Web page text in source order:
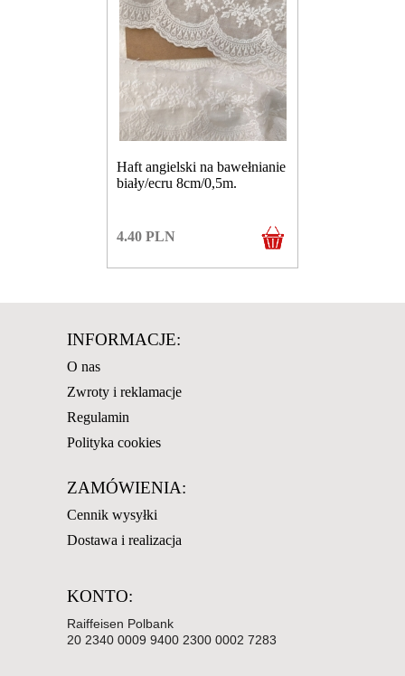
Haft angielski na bawełnianie
biały/ecru 8cm/0,5m.
4.40 PLN
INFORMACJE:
O nas
Zwroty i reklamacje
Regulamin
Polityka cookies
ZAMÓWIENIA:
Cennik wysyłki
Dostawa i realizacja
KONTO:
Raiffeisen Polbank
20 2340 0009 9400 2300 0002 7283